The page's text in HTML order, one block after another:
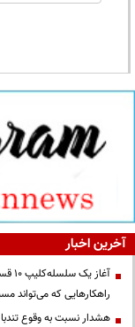
آخرین اخبار
راهکارهایی که می‌تواند
هشدار نسبت به وقوع